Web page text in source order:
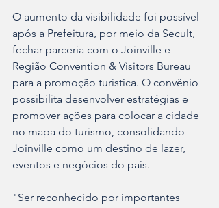
O aumento da visibilidade foi possível
após a Prefeitura, por meio da Secult,
fechar parceria com o Joinville e
Região Convention & Visitors Bureau
para a promoção turística. O convênio
possibilita desenvolver estratégias e
promover ações para colocar a cidade
no mapa do turismo, consolidando
Joinville como um destino de lazer,
eventos e negócios do país.
"Ser reconhecido por importantes